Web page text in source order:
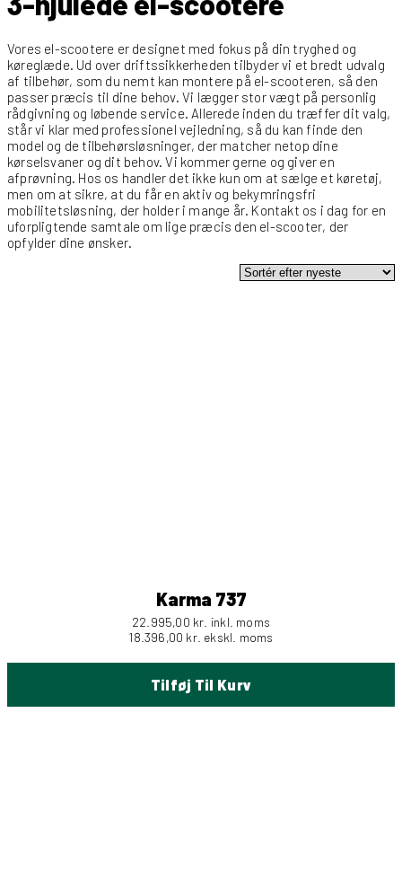
Vores el-scootere er designet med fokus på din tryghed og
køreglæde. Ud over driftssikkerheden tilbyder vi et bredt udvalg
af tilbehør, som du nemt kan montere på el-scooteren, så den
passer præcis til dine behov. Vi lægger stor vægt på personlig
rådgivning og løbende service. Allerede inden du træffer dit valg,
står vi klar med professionel vejledning, så du kan finde den
model og de tilbehørs­løsninger, der matcher netop dine
kørselsvaner og dit behov. Vi kommer gerne og giver en
afprøvning. Hos os handler det ikke kun om at sælge et køretøj,
men om at sikre, at du får en aktiv og bekymringsfri
mobilitetsløsning, der holder i mange år. Kontakt os i dag for en
uforpligtende samtale om lige præcis den el-scooter, der
opfylder dine ønsker.
Karma 737
22.995,00 kr. inkl. moms
18.396,00 kr. ekskl. moms
Tilføj Til Kurv